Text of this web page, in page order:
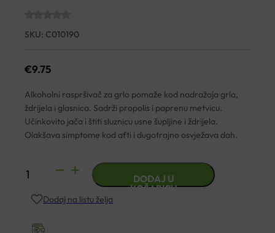
SKU: C010190
€9.75
Alkoholni raspršivač za grlo pomaže kod nadražaja grla,
ždrijela i glasnica. Sadrži propolis i paprenu metvicu.
Učinkovito jača i štiti sluznicu usne šupljine i ždrijela.
Olakšava simptome kod afti i dugotrajno osvježava dah.
PROPOLAID
ESI
DODAJ U
KOŠARICU
Dodaj na listu želja